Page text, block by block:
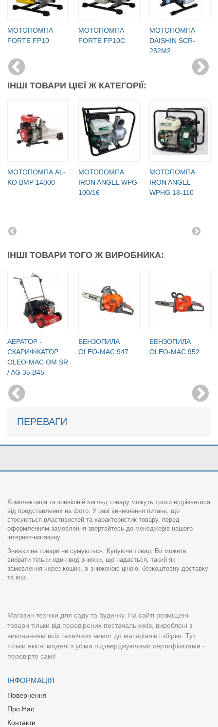
МОТОПОМПА
FORTE FP10
МОТОПОМПА
FORTE FP10C
МОТОПОМПА
DAISHIN SCR-
252М2
ІНШІ ТОВАРИ ЦІЄЇ Ж КАТЕГОРІЇ:
МОТОПОМПА AL-
KO BMP 14000
МОТОПОМПА
IRON ANGEL WPG
100/16
МОТОПОМПА
IRON ANGEL
WPHG 18-110
ІНШІ ТОВАРИ ТОГО Ж ВИРОБНИКА:
АЕРАТОР -
СКАРИФІКАТОР
OLEO-MAC OM SR
/ AG 35 B45
БЕНЗОПИЛА
OLEO-MAC 947
БЕНЗОПИЛА
OLEO-MAC 952
ПЕРЕВАГИ
Комплектація та зовнішній вигляд товару можуть трохи відрізнятися
від представлених на фото. У разі виникнення питань, що
стосуються властивостей та характеристик товару, перед
оформленням замовлення звертайтесь до менеджерів нашого
інтернет-магазину.
Знижки на товари не сумуються. Купуючи товар, Ви можете
вибрати тільки один вид знижки, що надається, такий як
замовлення через кошик, зі зниженою ціною, безкоштовну доставку
та інші.
Магазин техніки для саду та будинку. На сайті розміщені
товари тільки від перевірених постачальників, вироблені з
виконанням всіх технічних вимог до матеріалів і збірки. Тут
тільки якісні моделі з усіма підтверджуючими сертифікатами -
перевірте самі!
ІНФОРМАЦІЯ
Повернення
Про Нас
Контакти